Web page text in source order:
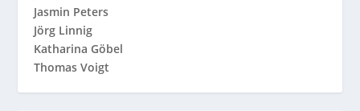
Jasmin Peters
Jörg Linnig
Katharina Göbel
Thomas Voigt